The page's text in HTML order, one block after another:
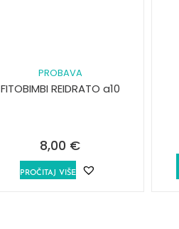
PROBAVA
FITOBIMBI REIDRATO a10
8,00 €
PROČITAJ VIŠE